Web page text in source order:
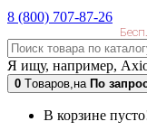
8 (800) 707-87-26
Я ищу, например,
0 Tоваров,на По
В корзине